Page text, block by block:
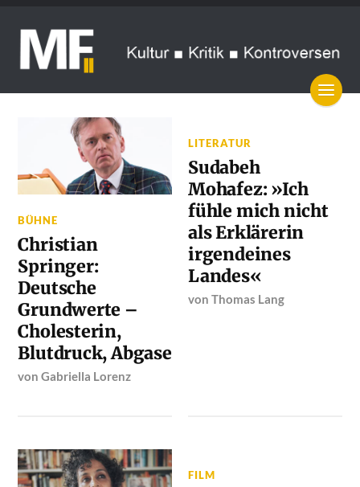
BÜHNE
Christian
Springer:
Deutsche
Grundwerte –
Cholesterin,
Blutdruck, Abgase
vonGabriella Lorenz
LITERATUR
Sudabeh
Mohafez: »Ich
fühle mich nicht
als Erklärerin
irgendeines
Landes«
vonThomas Lang
FILM